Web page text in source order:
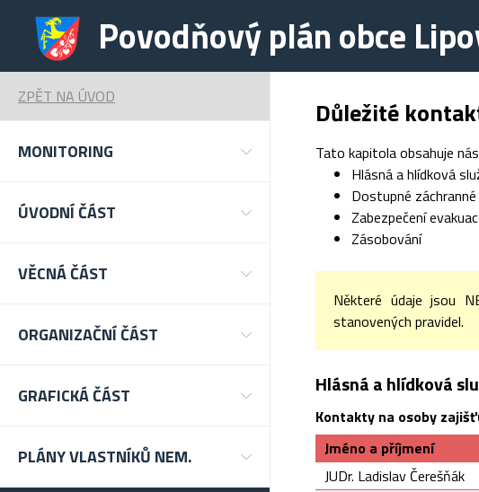
Povodňový plán obce
ZPĚT NA ÚVOD
MONITORING
ÚVODNÍ ČÁST
VĚCNÁ ČÁST
ORGANIZAČNÍ ČÁST
GRAFICKÁ ČÁST
PLÁNY VLASTNÍKŮ NEM.
Důležité
Tato kapitola obsahuje
Hlásná a hlídková
Dostupné
Zabezpečení
Zásobování
Některé údaje jsou
stanovených pravidel.
Hlásná a hlídková
Kontakty na osoby
Jméno a příjmení
JUDr. Ladislav Čerešňák